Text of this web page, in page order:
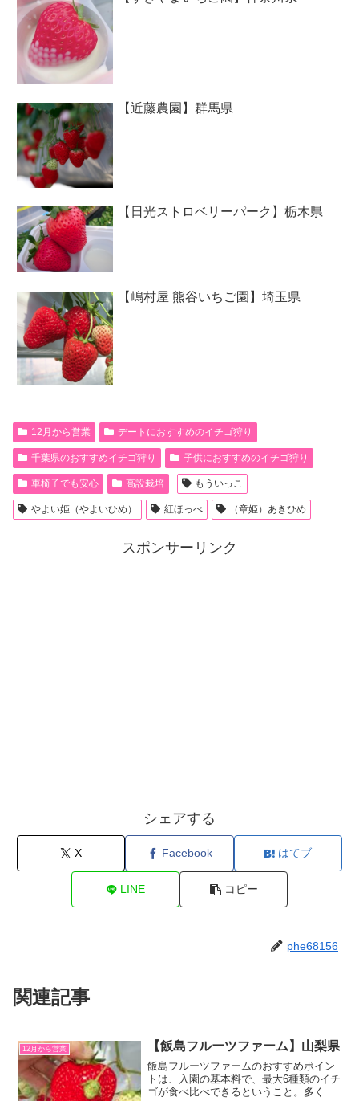
【近藤農園】群馬県
【日光ストロベリーパーク】栃木県
【嶋村屋 熊谷いちご園】埼玉県
12月から営業 デートにおすすめのイチゴ狩り
千葉県のおすすめイチゴ狩り 子供におすすめのイチゴ狩り
車椅子でも安心 高設栽培 もういっこ
やよい姫（やよいひめ） 紅ほっぺ （章姫）あきひめ
スポンサーリンク
シェアする
X Facebook はてブ
LINE コピー
phe68156
関連記事
12月から営業 【飯島フルーツファーム】山梨県
飯島フルーツファームのおすすめポイン
トは、入園の基本料で、最大6種類のイチ
ゴが食べ比べできるということ。多くの